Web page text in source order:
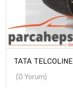
TATA
(0 Yorum)